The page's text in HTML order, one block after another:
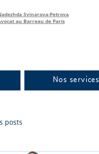
Svinarova-Petrova
au Barreau de Paris
Nos services
posts